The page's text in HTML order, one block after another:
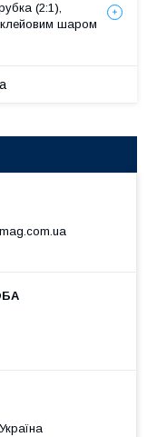
(2:1),
клейовим шаром